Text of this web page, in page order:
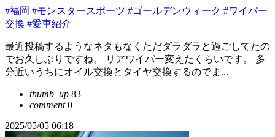
#福岡 #モンスタースポーツ #ゴールデンウィーク #ワイパー
交換 #愛車紹介
最近投稿するようなネタもなくただダラダラと過ごしてたの
でお久しぶりですね。 リアワイパー変えたくらいです。 多
分近いうちにオイル交換とタイヤ交換するのでま...
thumb_up 83
comment0
2025/05/05 06:18